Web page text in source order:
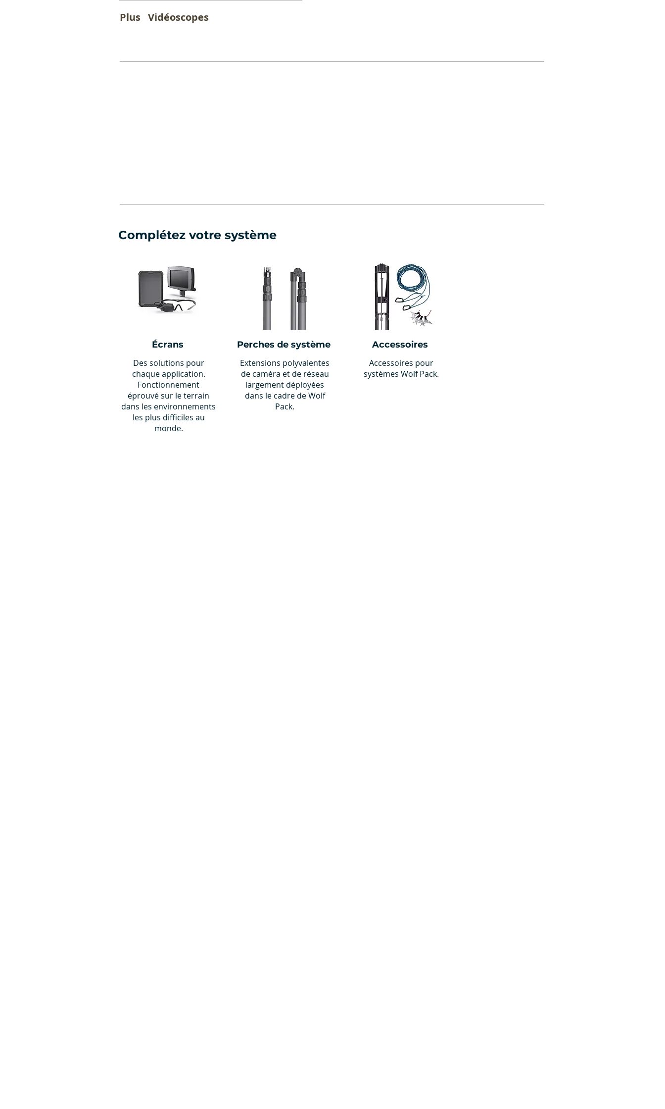
Plus Vidéoscopes
Complétez votre système
Écrans
Des solutions pour
chaque application.
Fonctionnement
éprouvé sur le terrain
dans les environnements
les plus difficiles au
monde.
Perches de système
Extensions polyvalentes
de caméra et de réseau
largement déployées
dans le cadre de Wolf
Pack.
Accessoires
Accessoires pour
systèmes Wolf Pack.